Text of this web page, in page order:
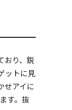
おり、鋭
ットに見
せアイに
す。抜